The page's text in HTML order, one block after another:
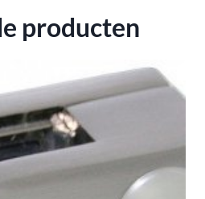
producten